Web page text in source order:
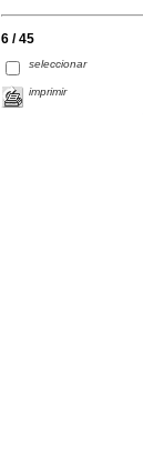
6 / 45
seleccionar
imprimir